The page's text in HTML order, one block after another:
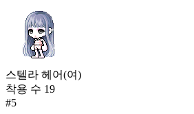
스텔라 헤어(여)
착용 수 19
#5